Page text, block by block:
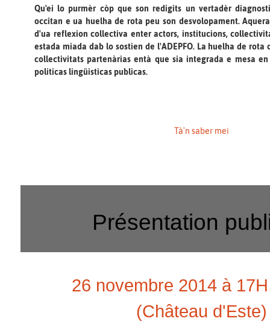
Qu'ei lo purmèr còp que son redigits un vertadèr
occitan e ua huelha de rota peu son desvolopament.
d'ua reflexion collectiva enter actors, institucions,
estada miada dab lo sostien de l'ADEPFO. La huelha de rota
collectivitats partenàrias entà que sia integrada e mesa
politicas lingüisticas publicas.
Tà'n saber mei
Présentation
26 novembre 2014 à
(Château d'Este)